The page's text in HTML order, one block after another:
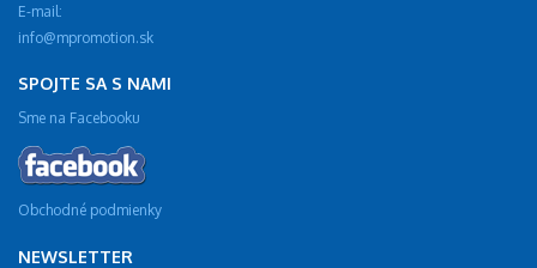
E-mail:
info@mpromotion.sk
SPOJTE SA S NAMI
Sme na Facebooku
Obchodné podmienky
NEWSLETTER